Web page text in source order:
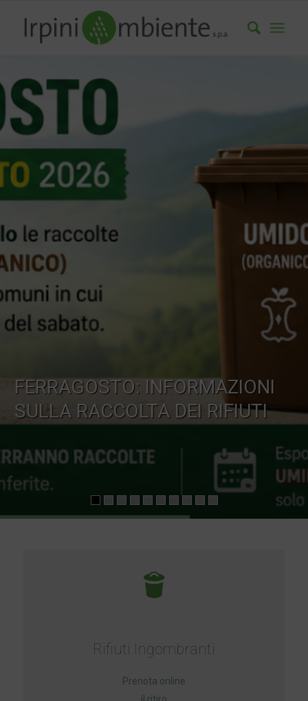
FERRAGOSTO: INFORMAZIONI
SULLA RACCOLTA DEI RIFIUTI
Rifiuti Ingombranti
Prenota online